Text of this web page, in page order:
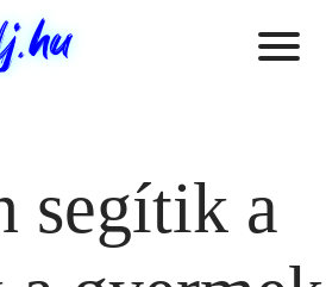
segítik a